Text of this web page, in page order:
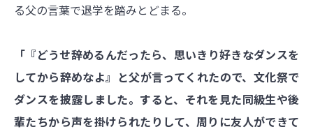
る父の言葉で退学を踏みとどまる。
「『どうせ辞めるんだったら、思いきり好きなダンスを
してから辞めなよ』と父が言ってくれたので、文化祭で
ダンスを披露しました。すると、それを見た同級生や後
輩たちから声を掛けられたりして、周りに友人ができて